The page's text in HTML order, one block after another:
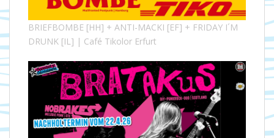
BRIEFBOMBE [HH] + ANTI-MACKI [EF] + FRIDAY I´M
DRUNK [IL] | Café Tikolor Erfurt